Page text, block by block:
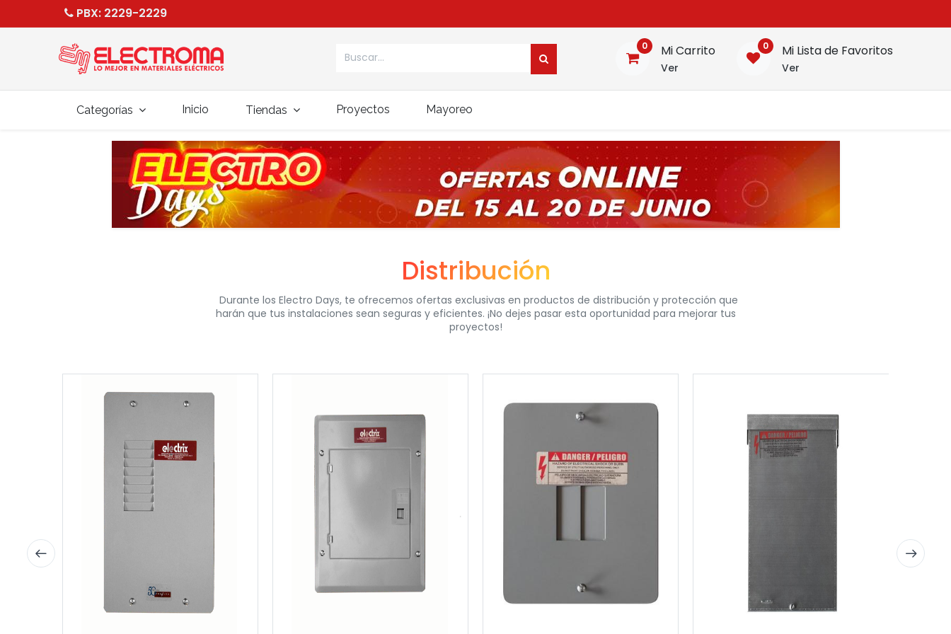
PBX: 2229-2229
0 Mi Carrito
Ver
0 Mi Lista de Favoritos
Ver
Categorías Inicio Tiendas Proyectos Mayoreo
Distribución​
Durante los Electro Days, te ofrecemos ofertas exclusivas en productos de distribución y protección que
harán que tus instalaciones sean seguras y eficientes. ¡No dejes pasar esta oportunidad para mejorar tus
proyectos!